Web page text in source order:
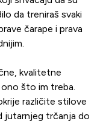
da treniraš svaki
čarape i prava
kvalitetne
što im treba.
različite stilove
jutarnjeg trčanja do